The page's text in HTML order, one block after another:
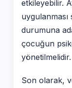
etkileyebilir.
durumuna
çocuğun
yönetilmelidir.
Son olarak,